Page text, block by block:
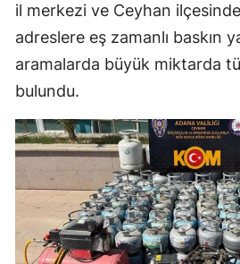
il merkezi ve Ceyhan
adreslere eş zamanlı baskın
aramalarda büyük miktarda
bulundu.